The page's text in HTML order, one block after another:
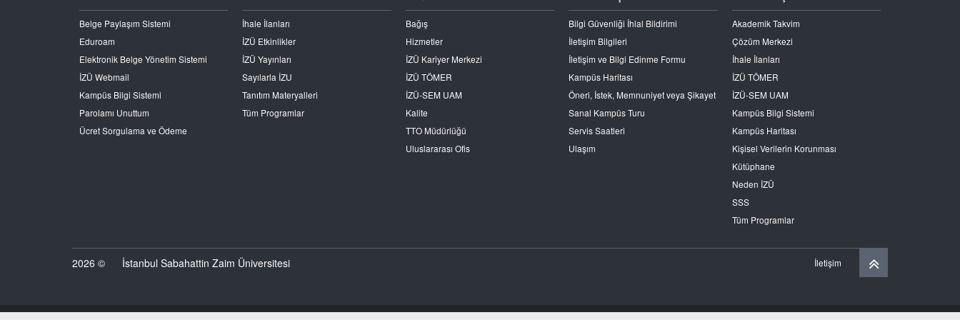
Belge Paylaşım Sistemi
Eduroam
Elektronik Belge Yönetim Sistemi
İZÜ Webmail
Kampüs Bilgi Sistemi
Parolamı Unuttum
Ücret Sorgulama ve Ödeme
İhale İlanları
İZÜ Etkinlikler
İZÜ Yayınları
Sayılarla İZU
Tanıtım Materyalleri
Tüm Programlar
Bağış
Hizmetler
İZÜ Kariyer Merkezi
İZÜ TÖMER
İZÜ-SEM UAM
Kalite
TTO Müdürlüğü
Uluslararası Ofis
Bilgi Güvenliği İhlal Bildirimi
İletişim Bilgileri
İletişim ve Bilgi Edinme Formu
Kampüs Haritası
Öneri, İstek, Memnuniyet veya Şikayet
Sanal Kampüs Turu
Servis Saatleri
Ulaşım
Akademik Takvim
Çözüm Merkezi
İhale İlanları
İZÜ TÖMER
İZÜ-SEM UAM
Kampüs Bilgi Sistemi
Kampüs Haritası
Kişisel Verilerin Korunması
Kütüphane
Neden İZÜ
SSS
Tüm Programlar
2026 © İstanbul Sabahattin Zaim Üniversitesi İletişim